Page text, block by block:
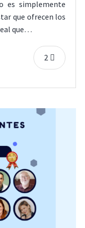
es simplemente
que ofrecen los
que…
2